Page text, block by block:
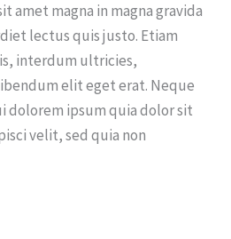
amet magna in magna gravida
lectus quis justo. Etiam
interdum ultricies,
elit eget erat. Neque
dolorem ipsum quia dolor sit
velit, sed quia non